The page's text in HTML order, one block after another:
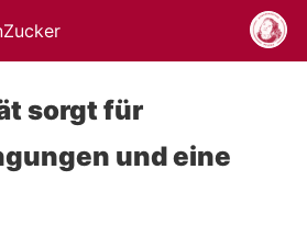
sorgt für
und eine